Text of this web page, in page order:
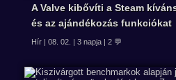
A Valve kibővíti a Steam
és az ajándékozás funkciókat
Hír | 08. 02. | 3 napja | 2 💬